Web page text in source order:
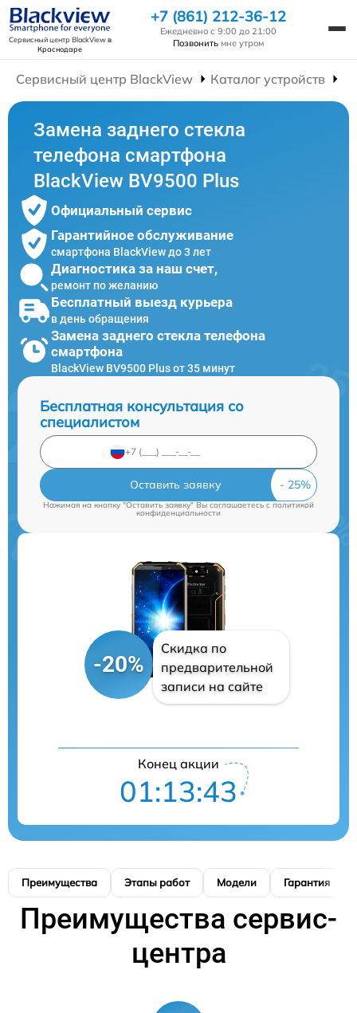
Сервисный центр BlackViewв
Краснодаре
+7 (861) 212-36-12
Ежедневно с 9:00 до 21:00
Позвонить мне утром
Сервисный центр BlackView Каталог устройств
Замена заднего стекла
телефона смартфона
BlackView BV9500 Plus
Официальный сервис
Гарантийное обслуживание
смартфона BlackView до 3 лет
Диагностика за наш счет,
ремонт по желанию
Бесплатный выезд курьера
в день обращения
Замена заднего стекла телефона
смартфона
BlackView BV9500 Plus от 35 минут
Бесплатная консультация со
специалистом
Оставить заявку
Нажимая на кнопку "Оставить заявку" Вы соглашаетесь cполитикой
конфиденциальности
-20%
Скидка по
предварительной
записи на сайте
Конец акции
01:13:42
Преимущества Этапы работ Модели Гарантия
Преимущества сервис-
центра